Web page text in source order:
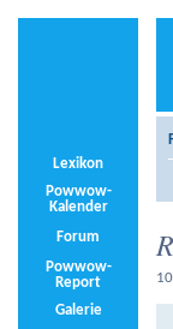
Lexikon
Powwow-
Kalender
Forum
Powwow-
Report
Galerie